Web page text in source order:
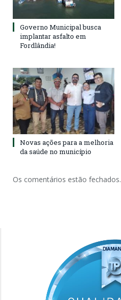
Governo Municipal busca
implantar asfalto em
Fordlândia!
Novas ações para a melhoria
da saúde no município
Os comentários estão fechados.